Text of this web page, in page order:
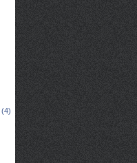
(4)